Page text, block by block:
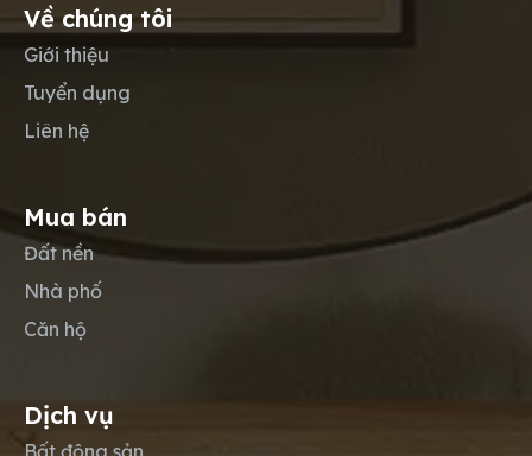
Về chúng tôi
Giới thiệu
Tuyển dụng
Liên hệ
Mua bán
Đất nền
Nhà phố
Căn hộ
Dịch vụ